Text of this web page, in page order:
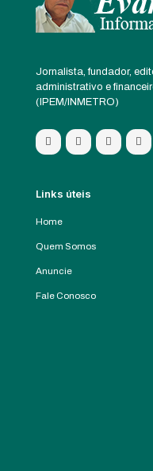
Jornalista, fundador,
administrativo e
(IPEM/INMETRO)
Links úteis
Home
Quem Somos
Anuncie
Fale Conosco